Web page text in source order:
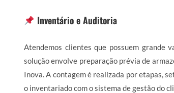
Inventário e Auditoria
Atendemos clientes que possuem grande
solução envolve preparação prévia de
Inova. A contagem é realizada por etapas,
o inventariado com o sistema de gestão do